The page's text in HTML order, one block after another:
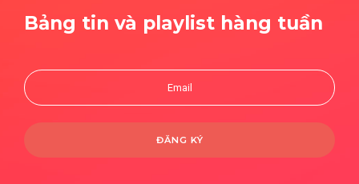
Bảng tin và playlist hàng tuần